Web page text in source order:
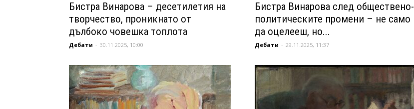
Бистра Винарова – десетилетия на
творчество, проникнато от
дълбоко човешка топлота
Дебати - 30.11.2025, 10:00
Бистра Винарова след обществено-
политическите промени – не само
да оцелееш, но...
Дебати - 29.11.2025, 11:37